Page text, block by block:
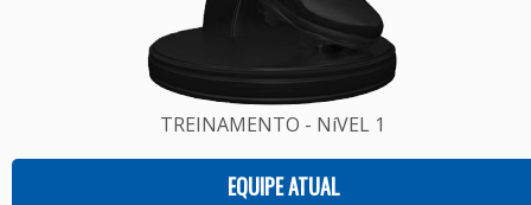
TREINAMENTO - NíVEL 1
EQUIPE ATUAL